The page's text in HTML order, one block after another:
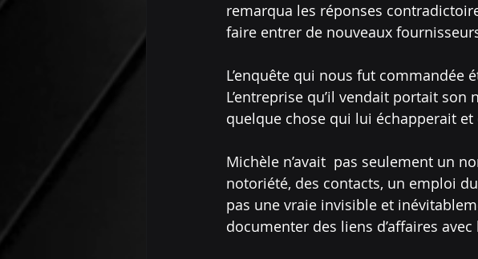
remarqua les réponses
faire entrer de nouveaux
L’enquête qui nous fut
L’entreprise qu’il vendait portait
quelque chose qui lui échapperait
Michèle n’avait  pas seulement un
notoriété, des contacts, un emploi
pas une vraie invisible et
documenter des liens d’affaires